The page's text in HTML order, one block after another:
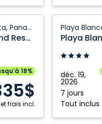
Playa Blanca-Playa Bonita, Panama
Playa Blanca Hotel and Resort All Inclusive Panama
18%
frais incl.
déc. 19,
2026
7 jours
Tout inclus
Blanca
Hotel
and
Resort
All
Inclusive
Panama:
Playa